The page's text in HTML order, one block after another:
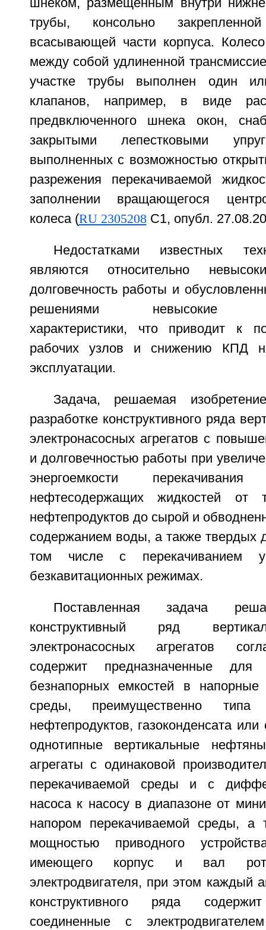
шнеком, размещенным внутри
трубы, консольно
всасывающей части корпуса.
между собой удлиненной
участке трубы выполнен один
клапанов, например, в виде
предвключенного шнека окон,
закрытыми лепестковыми
выполненных с возможностью
разрежения перекачиваемой
заполнении вращающегося
колеса (RU 2305208С1, опубл.
Недостатками известных
являются относительно
долговечность работы и
решениями невысокие
характеристики, что приводит к
рабочих узлов и снижению КПД
эксплуатации.
Задача, решаемая
разработке конструктивного ряда
электронасосных агрегатов с
и долговечностью работы при
энергоемкости
нефтесодержащих жидкостей от
нефтепродуктов до сырой и
содержанием воды, а также твердых
том числе с перекачиванием
безкавитационных режимах.
Поставленная задача
конструктивный ряд
электронасосных агрегатов
содержит предназначенные для
безнапорных емкостей в напорные
среды, преимущественно типа
нефтепродуктов, газоконденсата
однотипные вертикальные
агрегаты с одинаковой
перекачиваемой среды и с
насоса к насосу в диапазоне от
напором перекачиваемой среды, а
мощностью приводного
имеющего корпус и вал
электродвигателя, при этом каждый
конструктивного ряда
соединенные с